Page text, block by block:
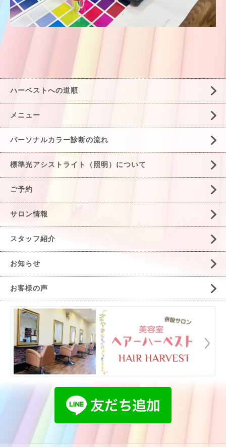
ハーベストへの道順
メニュー
パーソナルカラー診断の流れ
標準光アシストライト（照明）について
ご予約
サロン情報
スタッフ紹介
お知らせ
お客様の声